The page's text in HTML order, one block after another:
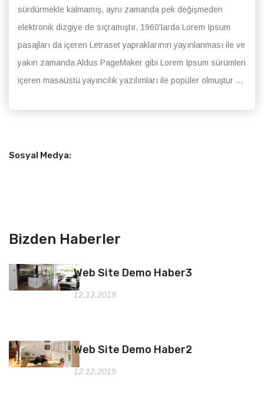
sürdürmekle kalmamış, aynı zamanda pek değişmeden
elektronik dizgiye de sıçramıştır. 1960'larda Lorem Ipsum
pasajları da içeren Letraset yapraklarının yayınlanması ile ve
yakın zamanda Aldus PageMaker gibi Lorem Ipsum sürümleri
içeren masaüstü yayıncılık yazılımları ile popüler olmuştur ...
Sosyal Medya:
Bizden Haberler
Web Site Demo Haber3
12.12.2019
Web Site Demo Haber2
12.12.2019